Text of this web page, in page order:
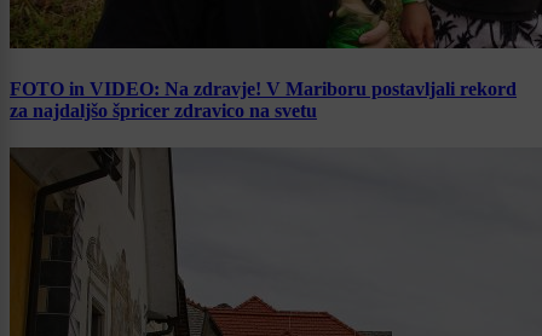
FOTO in VIDEO: Na zdravje! V Mariboru postavljali rekord
za najdaljšo špricer zdravico na svetu